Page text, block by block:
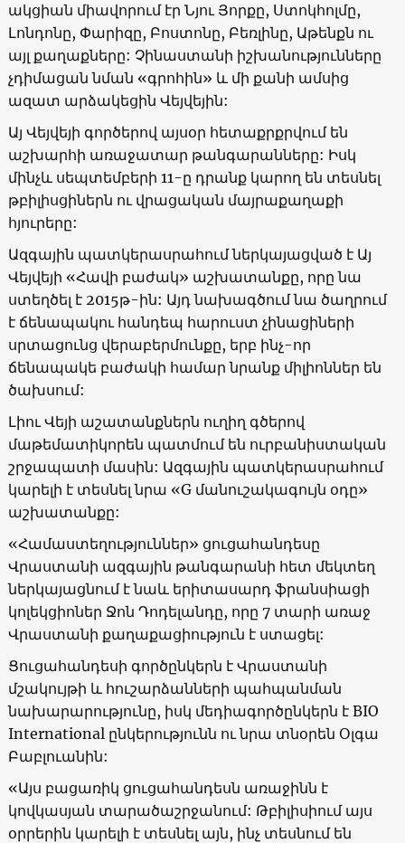
ակցիան միավորում էր Նյու Յորքը, Ստոկհոլմը,
Լոնդոնը, Փարիզը, Բոստոնը, Բեռլինը, Աթենքն ու
այլ քաղաքները: Չինաստանի իշխանությունները
չդիմացան նման «գրոհին» և մի քանի ամսից
ազատ արձակեցին Վեյվեյին:
Այ Վեյվեյի գործերով այսօր հետաքրքրվում են
աշխարհի առաջատար թանգարանները: Իսկ
մինչև սեպտեմբերի 11-ը դրանք կարող են տեսնել
թբիլիսցիներն ու վրացական մայրաքաղաքի
հյուրերը:
Ազգային պատկերասրահում ներկայացված է Այ
Վեյվեյի «Հավի բաժակ» աշխատանքը, որը նա
ստեղծել է 2015թ-ին: Այդ նախագծում նա ծաղրում
է ճենապակու հանդեպ հարուստ չինացիների
սրտացունց վերաբերմունքը, երբ ինչ-որ
ճենապակե բաժակի համար նրանք միլիոններ են
ծախսում:
Լիու Վեյի աշատանքներն ուղիղ գծերով
մաթեմատիկորեն պատմում են ուրբանիստական
շրջապատի մասին: Ազգային պատկերասրահում
կարելի է տեսնել նրա «G մանուշակագույն օդը»
աշխատանքը:
«Համաստեղություններ» ցուցահանդեսը
Վրաստանի ազգային թանգարանի հետ մեկտեղ
ներկայացնում է նաև երիտասարդ ֆրանսիացի
կոլեկցիոներ Ջոն Դոդելանդը, որը 7 տարի առաջ
Վրաստանի քաղաքացիություն է ստացել:
Ցուցահանդեսի գործընկերն է Վրաստանի
մշակույթի և հուշարձանների պահպանման
նախարարությունը, իսկ մեդիագործընկերն է BIO
International ընկերությունն ու նրա տնօրեն Օլգա
Բաբլուանին:
«Այս բացառիկ ցուցահանդեսն առաջինն է
կովկասյան տարածաշրջանում: Թբիլիսիում այս
օրրերին կարելի է տեսնել այն, ինչ տեսնում են